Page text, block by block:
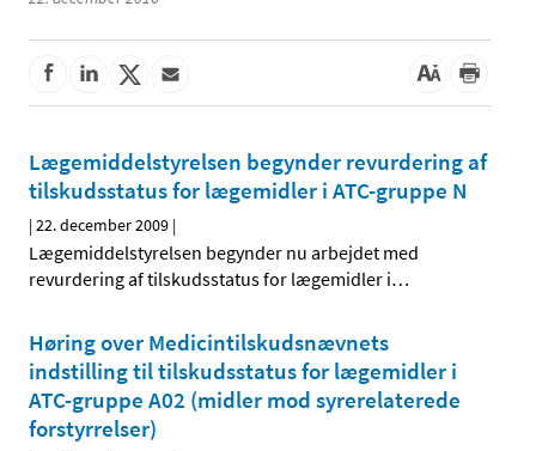
Lægemiddelstyrelsen begynder revurdering af
tilskudsstatus for lægemidler i ATC-gruppe N
|22. december 2009 |
Lægemiddelstyrelsen begynder nu arbejdet med
revurdering af tilskudsstatus for lægemidler i…
Høring over Medicintilskudsnævnets
indstilling til tilskudsstatus for lægemidler i
ATC-gruppe A02 (midler mod syrerelaterede
forstyrrelser)